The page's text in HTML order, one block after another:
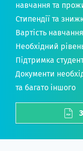
навчання та
Стипендії та
Вартість навчання
Необхідний
Підтримка
Документи
та багато іншого